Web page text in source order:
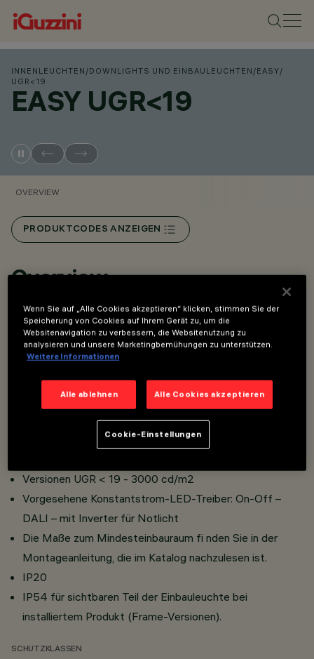
INNENLEUCHTEN /DOWNLIGHTS UND EINBAULEUCHTEN /EASY/
UGR<19
EASY UGR<19
OVERVIEW
PRODUKTCODES ANZEIGEN
Overview
Zum Einbau in abgehängte Decken mit einer Stärke von 1
bis 25 mm.
Befestigungssystem mittels Stahlfedern
Versionen mit Rahmen (Frame)
Kühlkörper aus lackiertem Aluminium-Druckguss
Reflektor aus metallisiertem thermoplastischen Material
mit Kratzschutz sowie hoher Lichtausbeute und hohem
Versionen UGR < 19 - 3000 cd/m2
Vorgesehene Konstantstrom-LED-Treiber: On-Off –
DALI – mit Inverter für Notlicht
Die Maße zum Mindesteinbauraum fi nden Sie in der
Montageanleitung, die im Katalog nachzulesen ist.
IP20
IP54 für sichtbaren Teil der Einbauleuchte bei
installiertem Produkt (Frame-Versionen).
SCHUTZKLASSEN
Wenn Sie auf „Alle Cookies akzeptieren“ klicken, stimmen Sie der
Speicherung von Cookies auf Ihrem Gerät zu, um die
Websitenavigation zu verbessern, die Websitenutzung zu
analysieren und unsere Marketingbemühungen zu unterstützen.
Weitere Informationen
Alle ablehnen Alle Cookies akzeptieren
Cookie-Einstellungen